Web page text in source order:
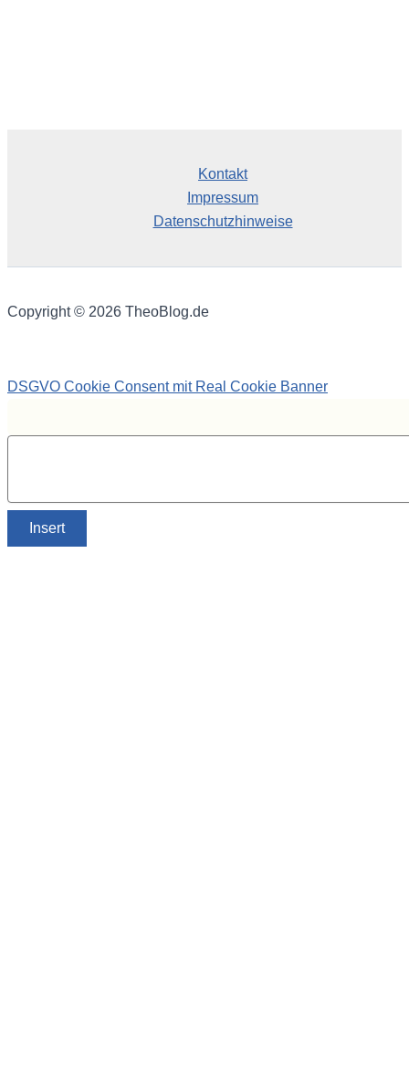
Kontakt
Impressum
Datenschutzhinweise
Copyright © 2026 TheoBlog.de
DSGVO Cookie Consent mit Real Cookie Banner
Insert